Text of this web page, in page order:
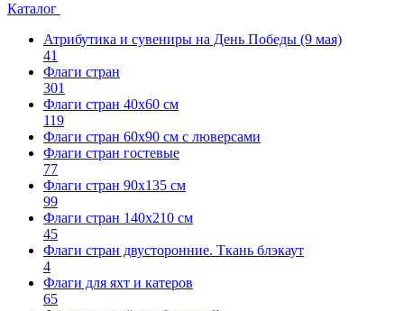
Каталог
Атрибутика и сувениры на День Победы (9 мая)
41
Флаги стран
301
Флаги стран 40х60 см
119
Флаги стран 60x90 см с люверсами
Флаги стран гостевые
77
Флаги стран 90х135 см
99
Флаги стран 140х210 см
45
Флаги стран двусторонние. Ткань блэкаут
4
Флаги для яхт и катеров
65